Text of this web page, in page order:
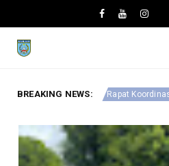
BREAKING NEWS:
Rapat Koordinasi Forum Anak Daerah